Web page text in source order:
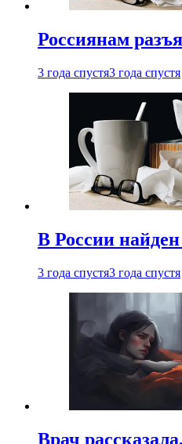
Россиянам
3 года спустя3 года спустя
В России
3 года спустя3 года спустя
Врач